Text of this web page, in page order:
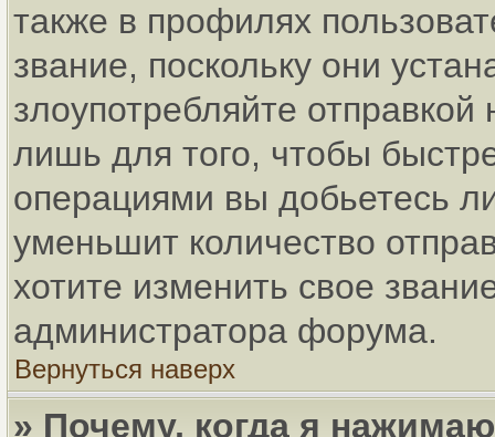
также в профилях
звание, поскольку они
злоупотребляйте
лишь для того, чтобы
операциями вы добьетесь
уменьшит количество
хотите изменить свое
администратора форума.
Вернуться наверх
» Почему, когда я